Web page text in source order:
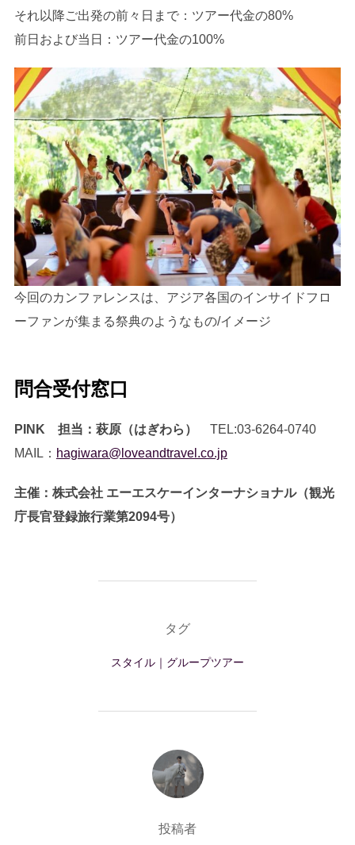
それ以降ご出発の前々日まで：ツアー代金の80%
前日および当日：ツアー代金の100%
今回のカンファレンスは、アジア各国のインサイドフロ
ーファンが集まる祭典のようなもの/イメージ
問合受付窓口
PINK 担当：萩原（はぎわら）
TEL:03-6264-0740
MAIL： hagiwara@loveandtravel.co.jp
主催：株式会社 エーエスケーインターナショナル（観光
庁長官登録旅行業第2094号）
タグ
スタイル｜グループツアー
投稿者
投稿者